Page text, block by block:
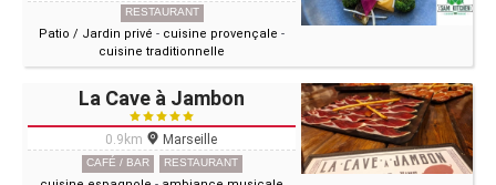
RESTAURANT
Patio / Jardin privé - cuisine provençale -
cuisine traditionnelle
La Cave à Jambon
0.9km Marseille
CAFÉ / BAR RESTAURANT